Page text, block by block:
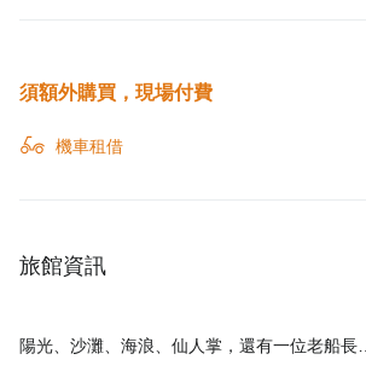
須額外購買，現場付費
機車租借
旅館資訊
陽光、沙灘、海浪、仙人掌，還有一位老船長…